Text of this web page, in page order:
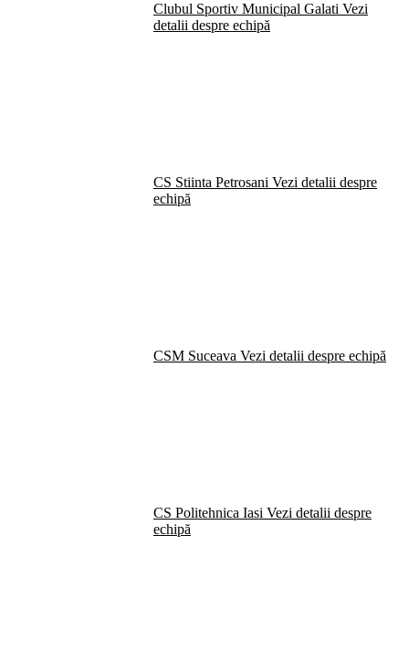
Clubul Sportiv Municipal Galati Vezi
detalii despre echipă
CS Stiinta Petrosani Vezi detalii despre
echipă
CSM Suceava Vezi detalii despre echipă
CS Politehnica Iasi Vezi detalii despre
echipă